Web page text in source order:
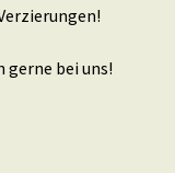
gerne bei uns!